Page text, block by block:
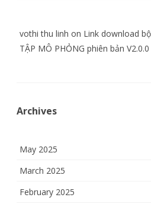
vothi thu linh on Link download
TẬP MÔ PHỎNG phiên bản V2.0.0
Archives
May 2025
March 2025
February 2025